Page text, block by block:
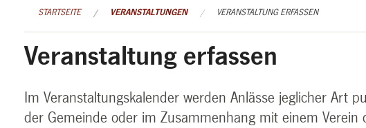
STARTSEITE VERANSTALTUNGEN VERANSTALTUNG ERFASSEN
Veranstaltung erfassen
Im Veranstaltungskalender werden Anlässe jeglicher Art
der Gemeinde oder im Zusammenhang mit einem